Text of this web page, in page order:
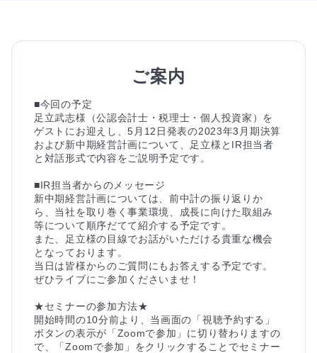
ご案内
■今回の予定
足立武志様（公認会計士・税理士・個人投資家）を
ゲストにお迎えし、5月12日発表の2023年3月期決算
および新中期経営計画について、足立様とIR担当者
と対話形式で内容をご説明予定です。
■IR担当者からのメッセージ
新中期経営計画については、前中計の振り返りか
ら、当社を取り巻く事業環境、成長に向けた取組み
等について順序だてて紹介する予定です。
また、足立様の目線でお話がいただける貴重な機会
となっております。
当日は皆様からのご質問にもお答えする予定です。
ぜひライブにご参加くださいませ！
★セミナーの参加方法★
開始時間の10分前より、当画面の「視聴予約する」
ボタンの表示が「Zoomで参加」に切り替わりますの
で、「Zoomで参加」をクリックすることでセミナー